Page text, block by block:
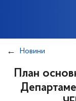
Новини
План